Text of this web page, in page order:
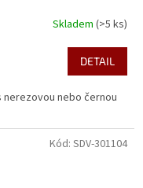
Skladem (>5 ks)
DETAIL
nerezovou nebo černou
Kód: SDV-301104